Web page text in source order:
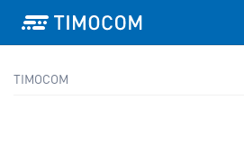
TIMOCOM